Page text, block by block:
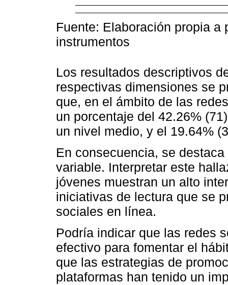
Fuente: Elaboración propia
instrumentos
Los resultados descriptivos
respectivas dimensiones se
que, en el ámbito de las
un porcentaje del 42.26%
un nivel medio, y el 19.64%
En consecuencia, se
variable. Interpretar este
jóvenes muestran un alto
iniciativas de lectura que se
sociales en línea.
Podría indicar que las redes
efectivo para fomentar el
que las estrategias de
plataformas han tenido un